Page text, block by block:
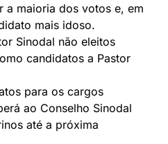
a maioria dos votos e, em
mais idoso.
Sinodal não eleitos
candidatos a Pastor
para os cargos
ao Conselho Sinodal
até a próxima